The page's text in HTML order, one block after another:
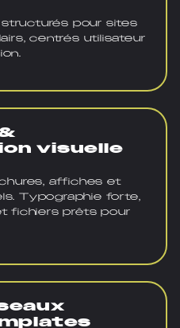
pour sites
centrés utilisateur
visuelle
affiches et
Typographie forte,
fichiers prêts pour